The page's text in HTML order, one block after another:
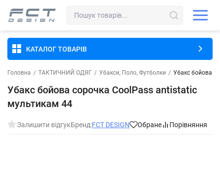
КАТАЛОГ ТОВАРІВ
Головна / ТАКТИЧНИЙ ОДЯГ / Убакси, Поло, Футболки / Убакс бойова
Убакс бойова сорочка CoolPass antistatic
мультикам 44
Залишити відгукБренд:FCT DESIGN Обране Порівняння